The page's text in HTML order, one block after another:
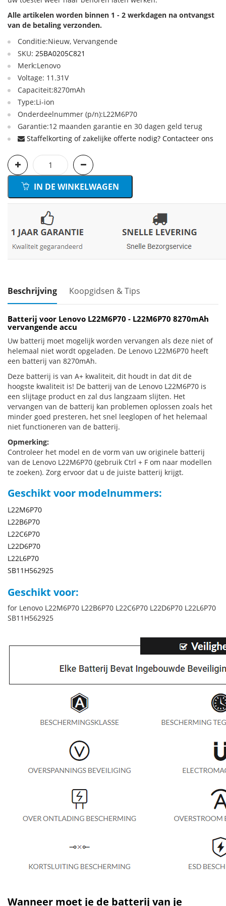
Alle artikelen worden binnen 1 - 2 werkdagen na ontvangst
van de betaling verzonden.
Conditie:Nieuw, Vervangende
SKU: 25BA0205C821
Merk:Lenovo
Voltage: 11.31V
Capaciteit:8270mAh
Type:Li-ion
Onderdeelnummer (p/n):L22M6P70
Garantie:12 maanden garantie en 30 dagen geld terug
Staffelkorting of zakelijke offerte nodig? Contacteer ons
IN DE WINKELWAGEN
Beschrijving Koopgidsen & Tips
Batterij voor Lenovo L22M6P70 - L22M6P70 8270mAh
vervangende accu
Uw batterij moet mogelijk worden vervangen als deze niet of
helemaal niet wordt opgeladen. De Lenovo L22M6P70 heeft
een batterij van 8270mAh.
Deze batterij is van A+ kwaliteit, dit houdt in dat dit de
hoogste kwaliteit is! De batterij van de Lenovo L22M6P70 is
een slijtage product en zal dus langzaam slijten. Het
vervangen van de batterij kan problemen oplossen zoals het
minder goed presteren, het snel leeglopen of het helemaal
niet functioneren van de batterij.
Opmerking:
Controleer het model en de vorm van uw originele batterij
van de Lenovo L22M6P70 (gebruik Ctrl + F om naar modellen
te zoeken). Zorg ervoor dat u de juiste batterij krijgt.
Geschikt voor modelnummers:
L22M6P70
L22B6P70
L22C6P70
L22D6P70
L22L6P70
SB11H562925
Geschikt voor:
for Lenovo L22M6P70 L22B6P70 L22C6P70 L22D6P70 L22L6P70
SB11H562925
Wanneer moet je de batterij van je